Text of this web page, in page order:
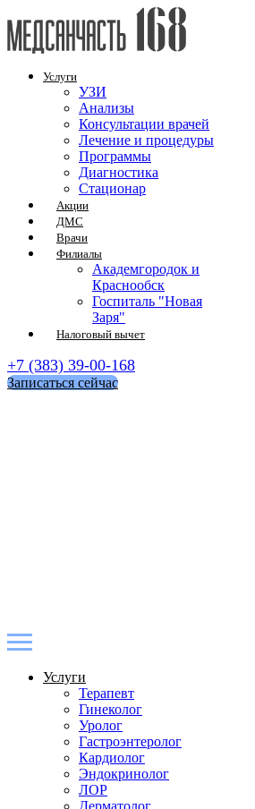
Услуги
УЗИ
Анализы
Консультации врачей
Лечение и процедуры
Программы
Диагностика
Стационар
Акции
ДМС
Врачи
Филиалы
Академгородок и
Краснообск
Госпиталь "Новая
Заря"
Налоговый вычет
+7 (383) 39-00-168
Записаться сейчас
Услуги
Терапевт
Гинеколог
Уролог
Гастроэнтеролог
Кардиолог
Эндокринолог
ЛОР
Дерматолог